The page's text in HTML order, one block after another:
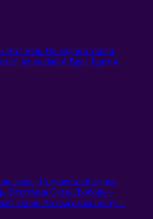
Вот знак На ладони твоей,
ter cuidado! Враг Бдит в
зверь, Спущенный курок
. Втоптана Сама Любовь –
кровь На высоком посту –